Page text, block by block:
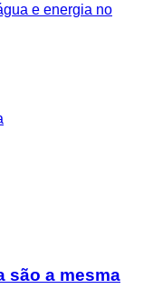
e energia no
são a mesma